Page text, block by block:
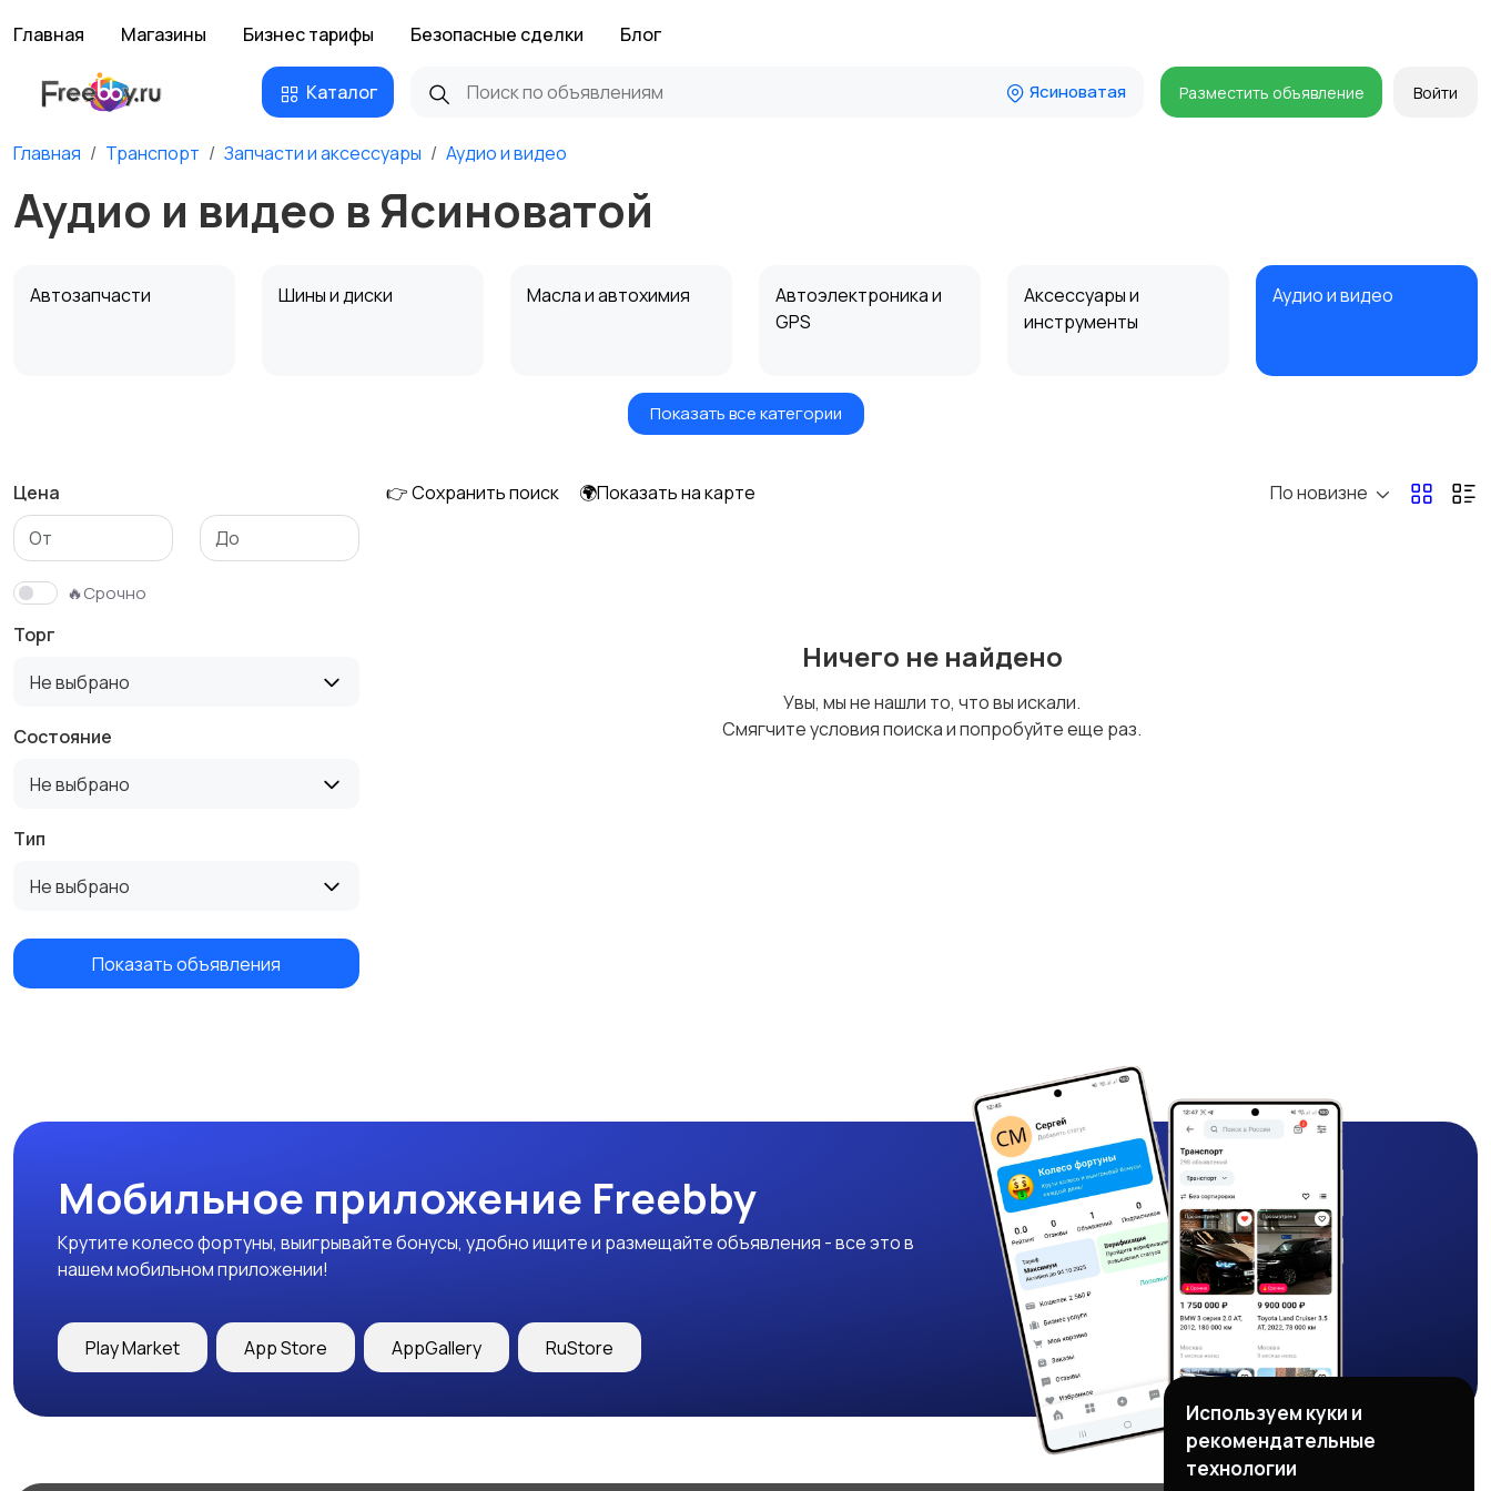
Главная Магазины Бизнес тарифы Безопасные сделки Блог
Каталог Ясиноватая Разместить объявление Войти
Главная Транспорт Запчасти и аксессуары Аудио и видео
Аудио и видео в Ясиноватой
Автозапчасти Шины и диски Масла и автохимия
Автоэлектроника и
GPS
Аксессуары и
инструменты
Аудио и видео
Мотоэкипировка
Другие запчасти
Показать все категории
Цена
🔥Срочно
Торг
Не выбрано
Состояние
Не выбрано
Тип
Не выбрано
Показать объявления
👉 Сохранить поиск 🌍Показать на карте По новизне
Ничего не найдено
Увы, мы не нашли то, что вы искали.
Смягчите условия поиска и попробуйте еще раз.
Мобильное приложение Freebby
Крутите колесо фортуны, выигрывайте бонусы, удобно ищите и размещайте объявления - все это в
нашем мобильном приложении!
Play Market App Store AppGallery RuStore
Используем куки и
рекомендательные
технологии